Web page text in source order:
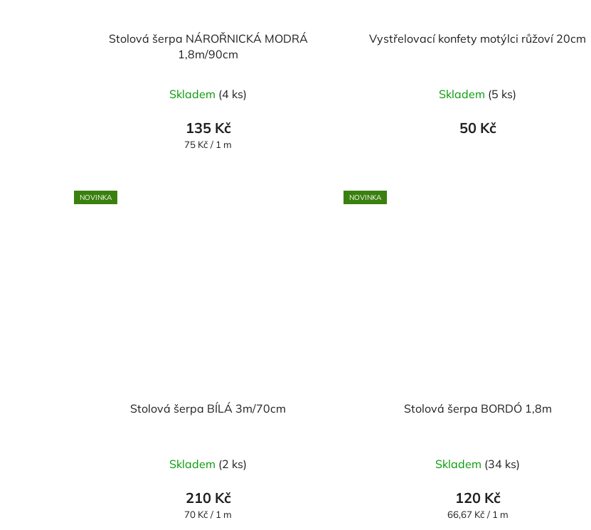
Stolová šerpa NÁROŘNICKÁ MODRÁ
1,8m/90cm
Skladem (4 ks)
135 Kč
Měrná
75 Kč / 1 m
Vystřelovací konfety motýlci růžoví 20cm
Skladem (5 ks)
50 Kč
NOVINKA
Stolová šerpa BÍLÁ 3m/70cm
Skladem (2 ks)
210 Kč
Měrná
70 Kč / 1 m
NOVINKA
Stolová šerpa BORDÓ 1,8m
Skladem (34 ks)
120 Kč
Měrná
66,67 Kč / 1 m